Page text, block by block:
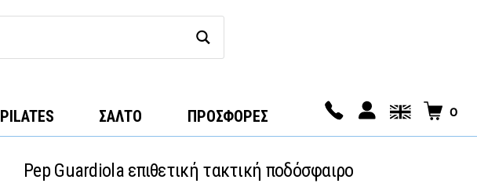
PILATES ΣΑΛΤΟ ΠΡΟΣΦΟΡΕΣ 0
Pep Guardiola επιθετική τακτική ποδόσφαιρο